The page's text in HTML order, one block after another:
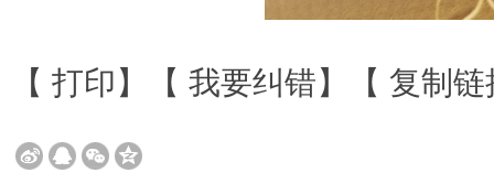
【 打印 】【 我要纠错】【 复制链